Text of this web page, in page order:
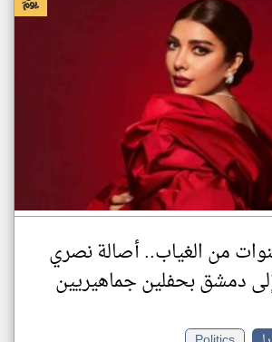
من الغياب.. أصالة نصري
دمشق بحفلين جماهيريين